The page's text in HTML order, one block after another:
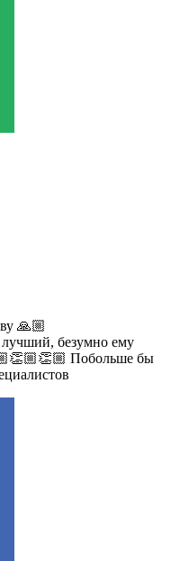
🙏🏼
лучший, безумно ему
Побольше бы